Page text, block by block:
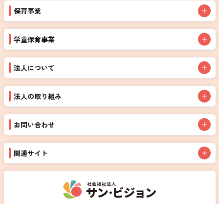
保育事業
学童保育事業
法人について
法人の取り組み
お問い合わせ
関連サイト